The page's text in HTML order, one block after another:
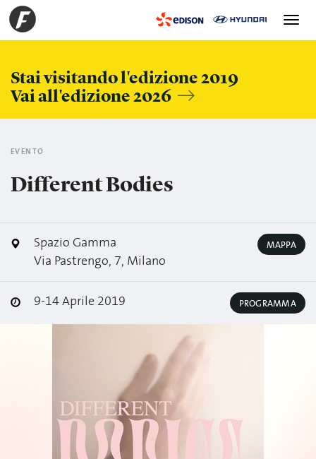
Stai visitando l'edizione 2019
Vai all'edizione 2026
Toggle
EVENTO
Different Bodies
Spazio Gamma
Via Pastrengo, 7, Milano
MAPPA
9-14 Aprile 2019 PROGRAMMA